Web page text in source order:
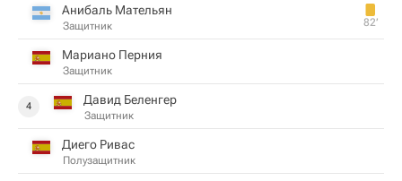
Анибаль Мательян
Защитник 82‎’‎
Мариано Перния
Защитник
4 Давид Беленгер
Защитник
Диего Ривас
Полузащитник